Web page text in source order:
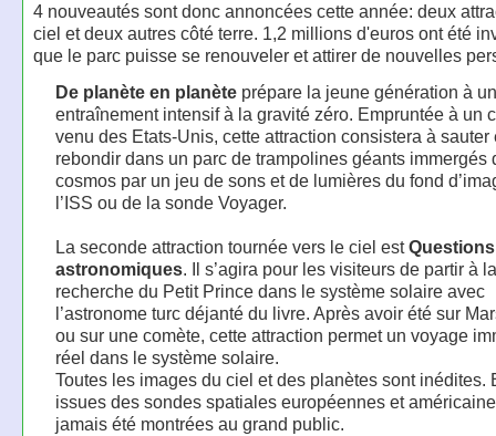
4 nouveautés sont donc annoncées cette année: deux
ciel et deux autres côté terre. 1,2 millions d'euros ont été
que le parc puisse se renouveler et attirer de nouvelles
De planète en planèteprépare la jeune génération à un
entraînement intensif à la gravité zéro. Empruntée à un
venu des Etats-Unis, cette attraction consistera à sauter
rebondir dans un parc de trampolines géants immergés
cosmos par un jeu de sons et de lumières du fond
l’ISS ou de la sonde Voyager.
La seconde attraction tournée vers le ciel estQuestions
astronomiques. Il s’agira pour les visiteurs de partir à la
recherche du Petit Prince dans le système solaire avec
l’astronome turc déjanté du livre. Après avoir été sur
ou sur une comète, cette attraction permet un voyage
réel dans le système solaire.
Toutes les images du ciel et des planètes sont inédites.
issues des sondes spatiales européennes et
jamais été montrées au grand public.